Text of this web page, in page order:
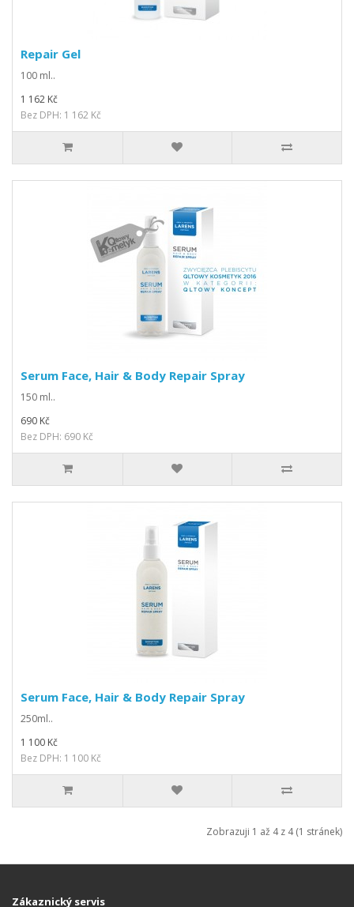
Repair Gel
100 ml..
1 162 Kč
Bez DPH: 1 162 Kč
Serum Face, Hair & Body Repair Spray
150 ml..
690 Kč
Bez DPH: 690 Kč
Serum Face, Hair & Body Repair Spray
250ml..
1 100 Kč
Bez DPH: 1 100 Kč
Zobrazuji 1 až 4 z 4 (1 stránek)
Zákaznický servis